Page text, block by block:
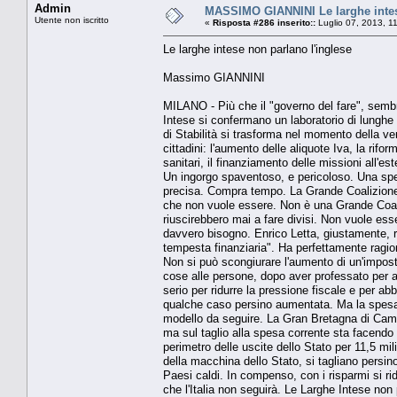
Admin
Utente non iscritto
MASSIMO GIANNINI Le larghe
« Risposta #286 inserito:: Luglio 07, 2013,
Le larghe intese non parlano l'inglese
Massimo GIANNINI
MILANO - Più che il "governo del fare",
Intese si confermano un laboratorio di
di Stabilità si trasforma nel momento della
cittadini: l'aumento delle aliquote Iva, la
sanitari, il finanziamento delle missioni
Un ingorgo spaventoso, e pericoloso. Una
precisa. Compra tempo. La Grande
che non vuole essere. Non è una Grande
riuscirebbero mai a fare divisi. Non vuole
davvero bisogno. Enrico Letta, giustamente,
tempesta finanziaria". Ha perfettamente
Non si può scongiurare l'aumento di
cose alle persone, dopo aver professato per
serio per ridurre la pressione fiscale e per
qualche caso persino aumentata. Ma la
modello da seguire. La Gran Bretagna di
ma sul taglio alla spesa corrente sta
perimetro delle uscite dello Stato per 11,5
della macchina dello Stato, si tagliano
Paesi caldi. In compenso, con i risparmi si
che l'Italia non seguirà. Le Larghe Intese